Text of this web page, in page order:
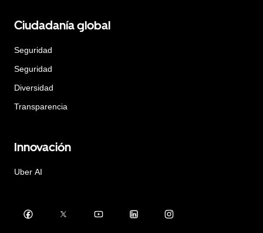
Ciudadanía global
Seguridad
Seguridad
Diversidad
Transparencia
Innovación
Uber AI